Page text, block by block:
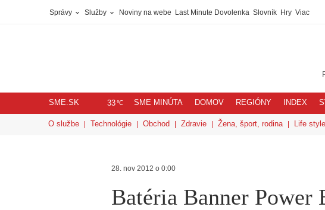
Správy Služby Noviny na webe Last Minute Dovolenka Slovník Hry Viac
SME.SK 33℃ SME MINÚTA DOMOV REGIÓNY INDEX
O službe Technológie Obchod Zdravie Žena, šport, rodina Life style
28. nov 2012 o 0:00
Batéria Banner